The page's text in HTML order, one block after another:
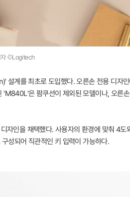
자 ©Logitech
계를 최초로 도입했다. 오른손 전용 디자
은 팜쿠션이 제외된 모델이나, 오른
자인을 채택했다. 사용자의 환경에 맞춰 4도
성되어 직관적인 키 입력이 가능하다.